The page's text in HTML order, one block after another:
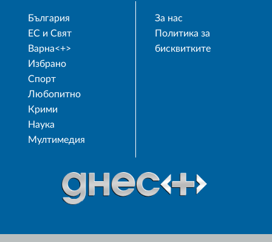
България
ЕС и Свят
Варна<+>
Избрано
Спорт
Любопитно
Крими
Наука
Мултимедия
За нас
Политика за
бисквитките